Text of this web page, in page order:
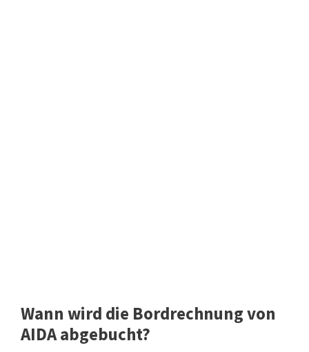
Wann wird die Bordrechnung von
AIDA abgebucht?